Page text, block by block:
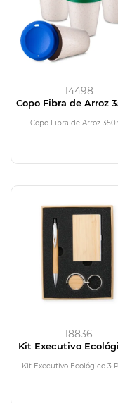
14498
Copo Fibra de Arroz
Copo Fibra de Arroz
18836
Kit Executivo
Kit Executivo Ecológico 3